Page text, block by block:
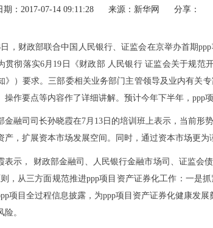
期：2017-07-14 09:11:28 来源：新华网 分享：
日，财政部联合中国人民银行、证监会在京举办首期
贯彻落实6月19日《财政部 人民银行 证监会关于规
》）要求。三部委相关业务部门主管领导及业内有关
操作要点等内容作了详细讲解。预计今年下半年，ppp
金融司司长孙晓霞在7月13日的培训班上表示，当前形
产，扩展资本市场发展空间。同时，通过资本市场更为
表示， 财政部金融司、人民银行金融市场司、证监会
，从三方面规范推进ppp项目资产证券化工作：一是
项目全过程信息披露，为ppp项目资产证券化健康发
险。